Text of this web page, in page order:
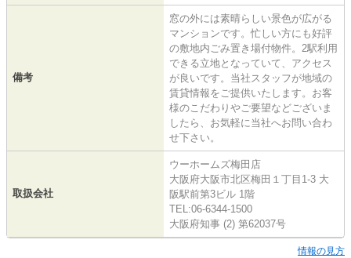
備考
窓の外には素晴らしい景色が広がる
マンションです。忙しい方にも好評
の敷地内ごみ置き場付物件。2駅利用
できる立地となっていて、アクセス
が良いです。当社スタッフが地域の
賃貸情報をご提供いたします。お客
様のこだわりやご要望などございま
したら、お気軽に当社へお問い合わ
せ下さい。
取扱会社
ウーホームズ梅田店
大阪府大阪市北区梅田１丁目1-3 大
阪駅前第3ビル 1階
TEL:06-6344-1500
大阪府知事 (2) 第62037号
情報の見方